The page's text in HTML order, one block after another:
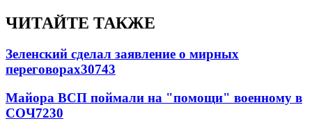
ЧИТАЙТЕ ТАКЖЕ
Зеленский сделал заявление о мирных
переговорах30743
Майора ВСП поймали на "помощи" военному в
СОЧ7230